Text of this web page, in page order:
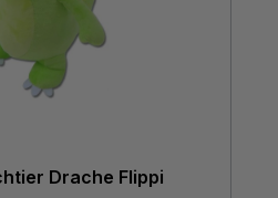
Drache Flippi